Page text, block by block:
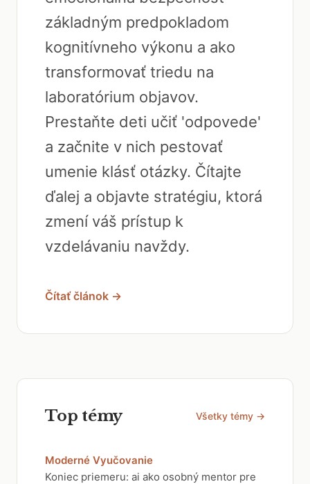
základným predpokladom
kognitívneho výkonu a ako
transformovať triedu na
laboratórium objavov.
Prestaňte deti učiť 'odpovede'
a začnite v nich pestovať
umenie klásť otázky. Čítajte
ďalej a objavte stratégiu, ktorá
zmení váš prístup k
vzdelávaniu navždy.
Čítať článok →
Top témy Všetky témy →
Moderné Vyučovanie
Koniec priemeru: ai ako osobný mentor pre